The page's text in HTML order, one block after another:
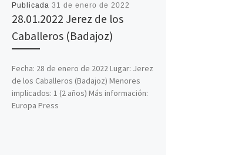
Publicada 31 de enero de 2022
28.01.2022 Jerez de los
Caballeros (Badajoz)
Fecha: 28 de enero de 2022 Lugar: Jerez
de los Caballeros (Badajoz) Menores
implicados: 1 (2 años) Más información:
Europa Press